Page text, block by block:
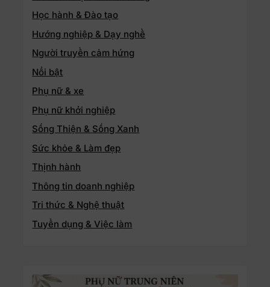
Học hành & Đào tạo
Hướng nghiệp & Dạy nghề
Người truyền cảm hứng
Nổi bật
Phụ nữ & xe
Phụ nữ khởi nghiệp
Sống Thiện & Sống Xanh
Sức khỏe & Làm đẹp
Thịnh hành
Thông tin doanh nghiệp
Tri thức & Nghệ thuật
Tuyển dụng & Việc làm